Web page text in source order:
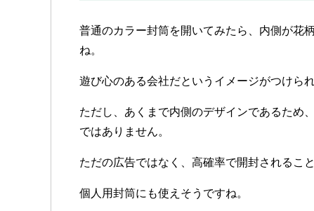
普通のカラー封筒を開いてみたら、内側が花
ね。
遊び心のある会社だというイメージがつけられ
ただし、あくまで内側のデザインであるため
ではありません。
ただの広告ではなく、高確率で開封されるこ
個人用封筒にも使えそうですね。